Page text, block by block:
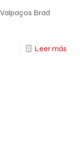
Brad
Leer más